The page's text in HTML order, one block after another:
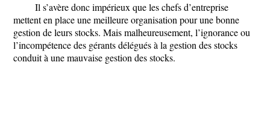
Il s’avère donc impérieux que les chefs d’entreprise
mettent en place une meilleure organisation pour une bonne
gestion de leurs stocks. Mais malheureusement, l’ignorance ou
l’incompétence des gérants délégués à la gestion des stocks
conduit à une mauvaise gestion des stocks.